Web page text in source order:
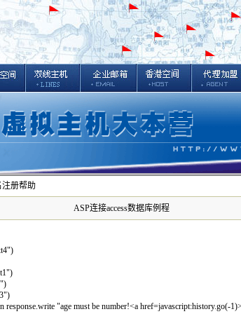
注册帮助
ASP连接access数据库例程
response.write "age must be number!<a href=javascript:history.go(-